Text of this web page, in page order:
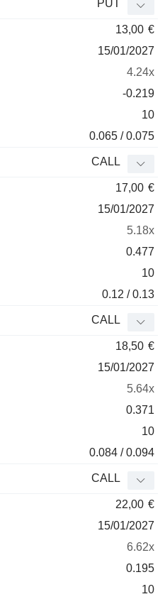
PUT
13,00 €
15/01/2027
4.24x
-0.219
10
0.065 / 0.075
CALL
17,00 €
15/01/2027
5.18x
0.477
10
0.12 / 0.13
CALL
18,50 €
15/01/2027
5.64x
0.371
10
0.084 / 0.094
CALL
22,00 €
15/01/2027
6.62x
0.195
10